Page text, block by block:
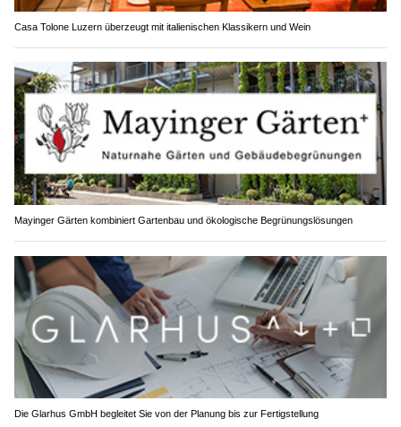
Casa Tolone Luzern überzeugt mit italienischen Klassikern und Wein
Mayinger Gärten kombiniert Gartenbau und ökologische Begrünungslösungen
Die Glarhus GmbH begleitet Sie von der Planung bis zur Fertigstellung